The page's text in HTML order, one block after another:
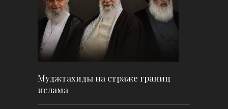
Муджтахиды на страже границ
ислама